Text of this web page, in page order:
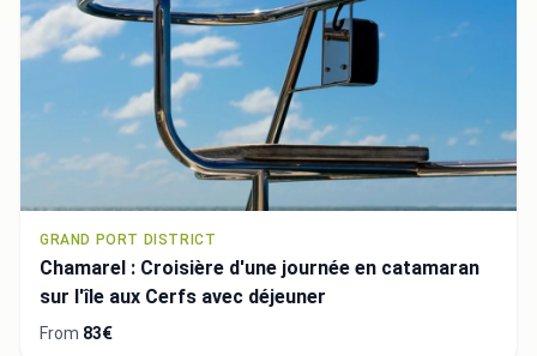
GRAND PORT DISTRICT
Chamarel : Croisière d'une journée en catamaran
sur l'île aux Cerfs avec déjeuner
From 83€